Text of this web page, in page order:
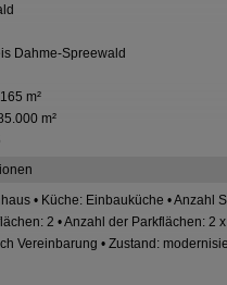
Dahme-Spreewald
m²
m²
• Küche: Einbauküche • Anzahl
2 • Anzahl der Parkflächen: 2
Vereinbarung • Zustand: